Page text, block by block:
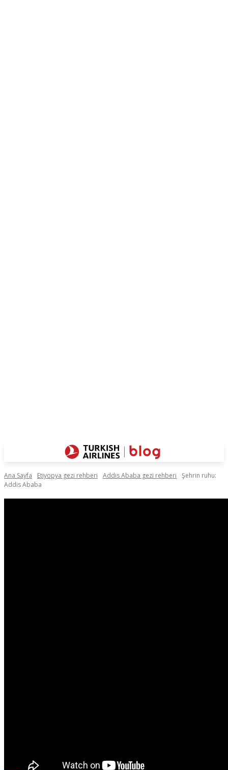
Ana Sayfa Etiyopya gezi rehberi Addis Ababa gezi rehberi
Şehrin ruhu:
Addis Ababa